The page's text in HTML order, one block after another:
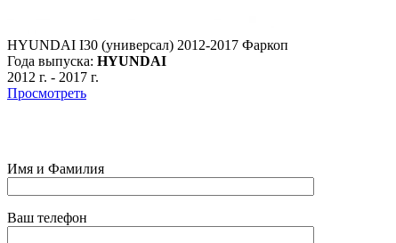
HYUNDAI I30 (универсал) 2012-2017 Фаркоп
Года выпуска: HYUNDAI
2012 г. - 2017 г.
Просмотреть
Имя и Фамилия
Ваш телефон